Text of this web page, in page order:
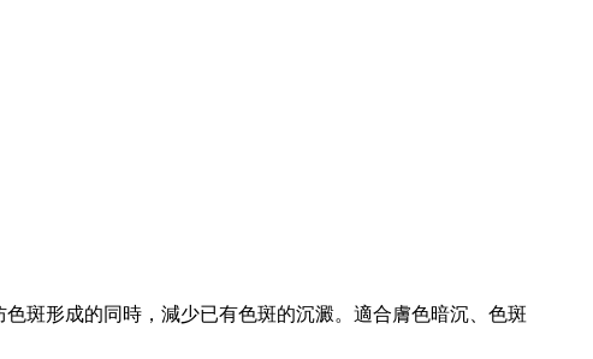
斑形成的同時，減少已有色斑的沉澱。適合膚色暗沉、色斑